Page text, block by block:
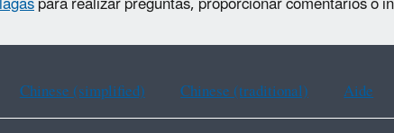
Chinese (simplified) Chinese (traditional) Aide